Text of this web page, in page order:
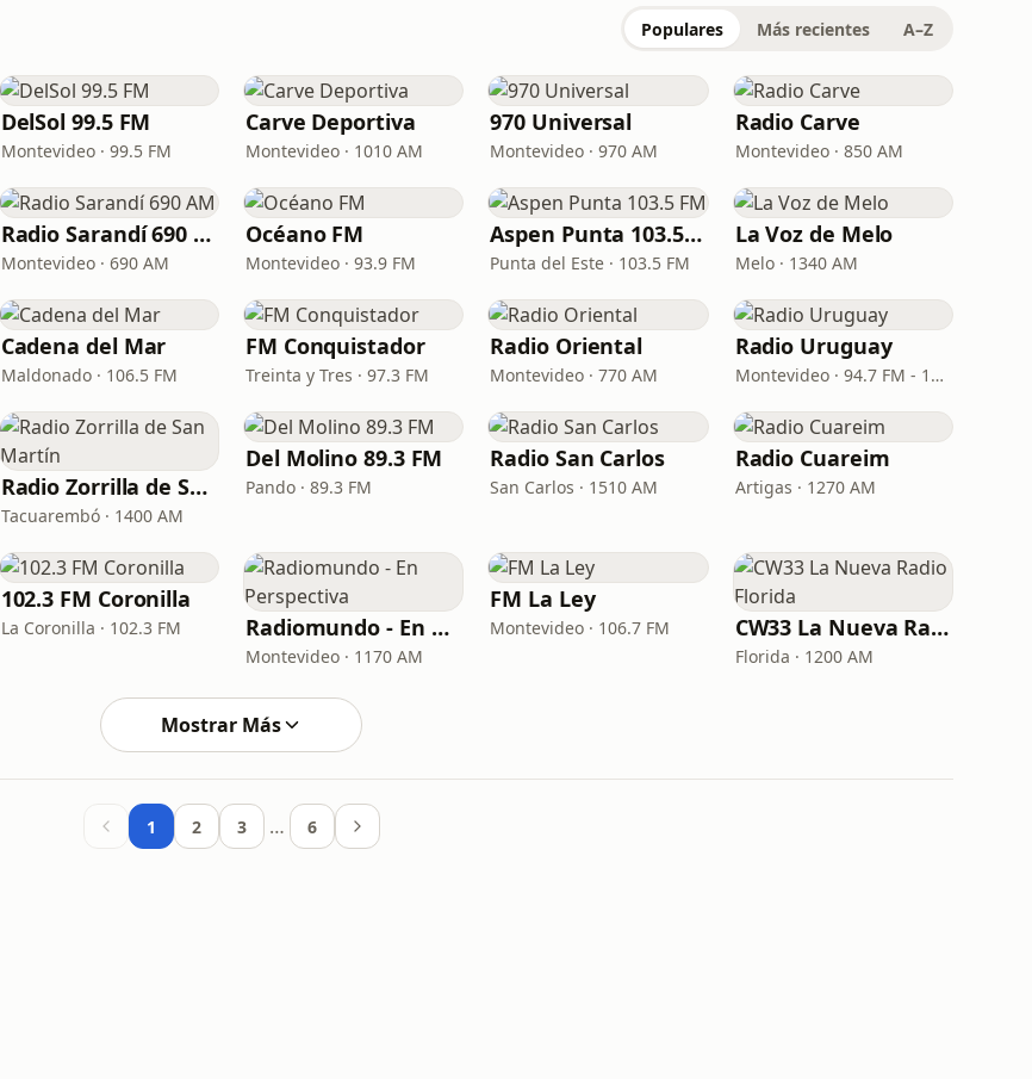
Populares Más recientes A–Z
DelSol 99.5 FM
Montevideo · 99.5 FM
Carve Deportiva
Montevideo · 1010 AM
970 Universal
Montevideo · 970 AM
Radio Carve
Montevideo · 850 AM
Radio Sarandí 690 AM
Montevideo · 690 AM
Océano FM
Montevideo · 93.9 FM
Aspen Punta 103.5 FM
Punta del Este · 103.5 FM
La Voz de Melo
Melo · 1340 AM
Cadena del Mar
Maldonado · 106.5 FM
FM Conquistador
Treinta y Tres · 97.3 FM
Radio Oriental
Montevideo · 770 AM
Radio Uruguay
Montevideo · 94.7 FM - 1050 AM
Radio Zorrilla de San Martín
Tacuarembó · 1400 AM
Del Molino 89.3 FM
Pando · 89.3 FM
Radio San Carlos
San Carlos · 1510 AM
Radio Cuareim
Artigas · 1270 AM
102.3 FM Coronilla
La Coronilla · 102.3 FM Radiomundo - En Perspectiva
Montevideo · 1170 AM
FM La Ley
Montevideo · 106.7 FM CW33 La Nueva Radio Florida
Florida · 1200 AM
Mostrar Más
1 2 3 … 6